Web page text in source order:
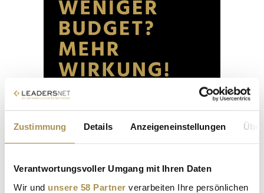
Zustimmung Details Anzeigeneinstellungen
Verantwortungsvoller Umgang mit Ihren Daten
Wir und unsere 58 Partner verarbeiten Ihre persönlichen